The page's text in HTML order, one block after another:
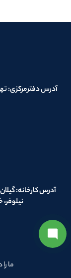
آدرس دفترمرکزی:
نیلوفر،
ما